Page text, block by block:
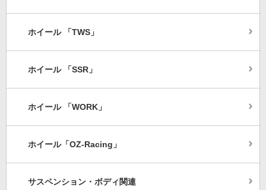
ホイール 「TWS」
ホイール 「SSR」
ホイール 「WORK」
ホイール「OZ-Racing」
サスペンション・ボディ関連